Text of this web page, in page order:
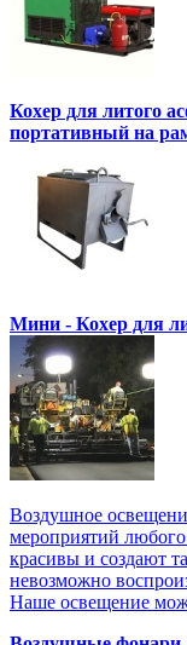
Кохер для литого
портативный на
Мини - Кохер для
Воздушное
мероприятий
красивы и создают
невозможно
Наше освещение